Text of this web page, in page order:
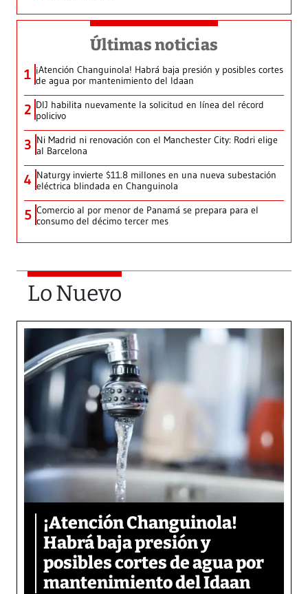
Últimas noticias
1 ¡Atención Changuinola! Habrá baja presión y posibles cortes
de agua por mantenimiento del Idaan
2 DIJ habilita nuevamente la solicitud en línea del récord
policivo
3 Ni Madrid ni renovación con el Manchester City: Rodri elige
al Barcelona
4 Naturgy invierte $11.8 millones en una nueva subestación
eléctrica blindada en Changuinola
5 Comercio al por menor de Panamá se prepara para el
consumo del décimo tercer mes
Lo Nuevo
¡Atención Changuinola!
Habrá baja presión y
posibles cortes de agua por
mantenimiento del Idaan